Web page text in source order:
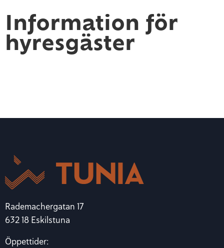
Information för
hyresgäster
Rademachergatan 17
632 18 Eskilstuna
Öppettider: